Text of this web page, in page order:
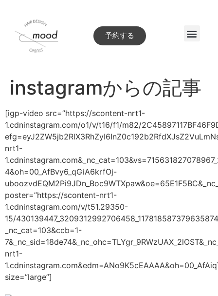
予約する
instagramからの記事
[igp-video src=”https://scontent-nrt1-
1.cdninstagram.com/o1/v/t16/f1/m82/
nrt1-
4&oh=00_AfBvy6_qGiA6krfOj-
poster=”https://scontent-nrt1-
1.cdninstagram.com/v/t51.29350-
15/
_nc_cat=103&ccb=1-
nrt1-
size=”large”]